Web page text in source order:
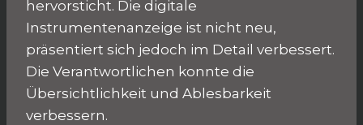
hervorsticht. Die digitale
Instrumentenanzeige ist nicht neu,
präsentiert sich jedoch im Detail verbessert.
Die Verantwortlichen konnte die
Übersichtlichkeit und Ablesbarkeit
verbessern.